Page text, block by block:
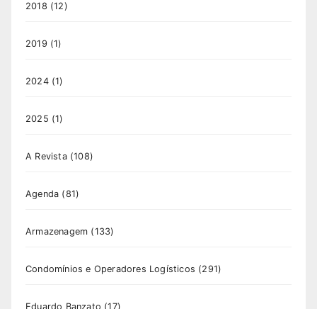
2018 (12)
2019 (1)
2024(1)
2025 (1)
A Revista(108)
Agenda (81)
Armazenagem (133)
Condomínios e Operadores Logísticos (291)
Eduardo Banzato (17)